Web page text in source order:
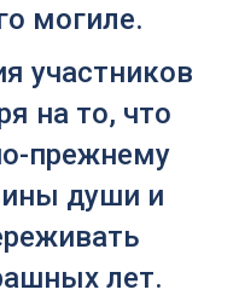
могиле.
на то, что
прежнему
души и
лет.